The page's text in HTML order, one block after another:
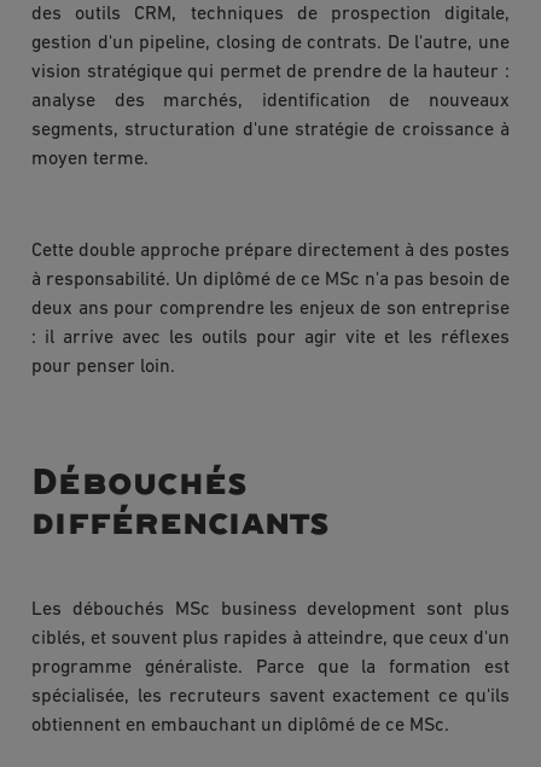
des outils CRM, techniques de prospection digitale,
gestion d'un pipeline, closing de contrats. De l'autre, une
vision stratégique qui permet de prendre de la hauteur :
analyse des marchés, identification de nouveaux
segments, structuration d'une stratégie de croissance à
moyen terme.
Cette double approche prépare directement à des postes
à responsabilité. Un diplômé de ce MSc n'a pas besoin de
deux ans pour comprendre les enjeux de son entreprise
: il arrive avec les outils pour agir vite et les réflexes
pour penser loin.
Débouchés
différenciants
Les débouchés MSc business development sont plus
ciblés, et souvent plus rapides à atteindre, que ceux d'un
programme généraliste. Parce que la formation est
spécialisée, les recruteurs savent exactement ce qu'ils
obtiennent en embauchant un diplômé de ce MSc.